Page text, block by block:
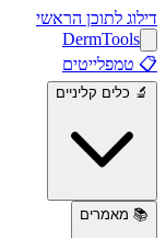
דילוג לתוכן הראשי
DermTools
📋 טמפלייטים
🔬 כלים קליניים
📚 מאמרים